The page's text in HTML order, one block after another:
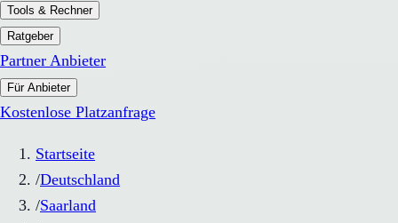
Tools & Rechner
Ratgeber
Partner Anbieter
Für Anbieter
Kostenlose Platzanfrage
Startseite
/Deutschland
/Saarland